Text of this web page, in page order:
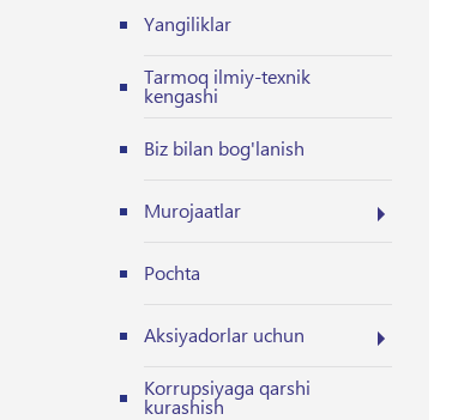
Yangiliklar
Tarmoq ilmiy-texnik
kengashi
Biz bilan bog'lanish
Murojaatlar
Pochta
Aksiyadorlar uchun
Korrupsiyaga qarshi
kurashish